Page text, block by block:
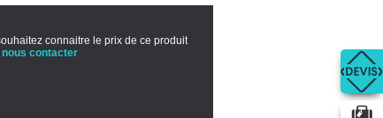
connaitre le prix de ce produit
nous contacter